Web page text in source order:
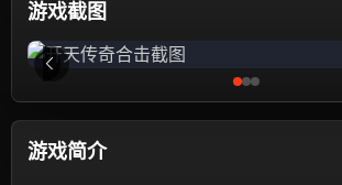
游戏截图
游戏简介